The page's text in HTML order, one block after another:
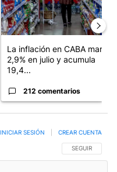
La inflación en CABA marcó
2,9% en julio y acumula
19,4...
212 comentarios
SIGA ESTA
SEGUIR
INICIAR SESIÓN CREAR CUENTA